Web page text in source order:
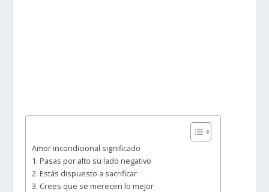
Amor incondicional significado
1. Pasas por alto su lado negativo
2. Estás dispuesto a sacrificar
3. Crees que se merecen lo mejor